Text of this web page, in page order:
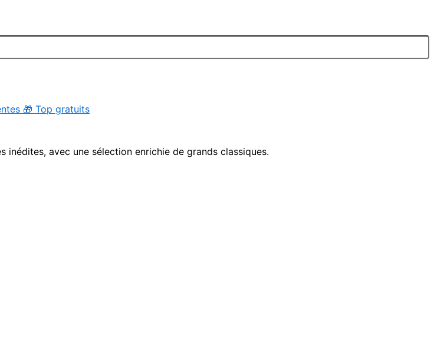
🎁 Top gratuits
inédites, avec une sélection enrichie de grands classiques.